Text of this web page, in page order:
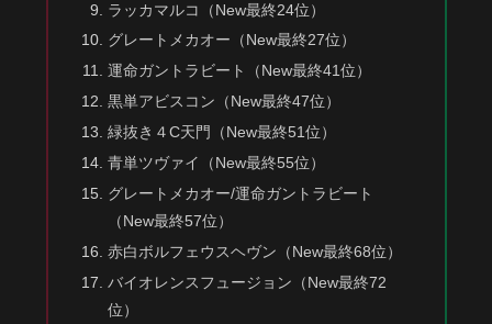
ラッカマルコ（New最終24位）
グレートメカオー（New最終27位）
運命ガントラビート（New最終41位）
黒単アビスコン（New最終47位）
緑抜き４C天門（New最終51位）
青単ツヴァイ（New最終55位）
グレートメカオー/運命ガントラビート
（New最終57位）
赤白ボルフェウスヘヴン（New最終68位）
バイオレンスフュージョン（New最終72
位）